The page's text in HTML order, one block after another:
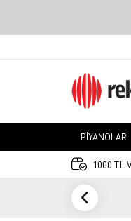
PİYANOLAR
1000 TL